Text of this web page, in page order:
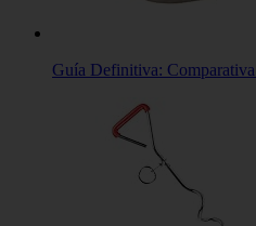
Guía Definitiva: